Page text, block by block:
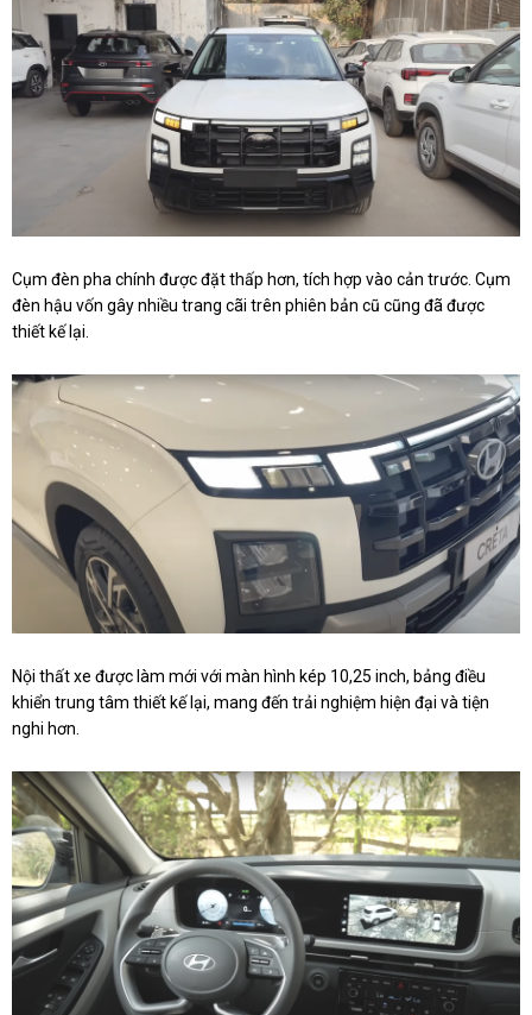
Cụm đèn pha chính được đặt thấp hơn, tích hợp vào cản trước. Cụm
đèn hậu vốn gây nhiều trang cãi trên phiên bản cũ cũng đã được
thiết kế lại.
Nội thất xe được làm mới với màn hình kép 10,25 inch, bảng điều
khiển trung tâm thiết kế lại, mang đến trải nghiệm hiện đại và tiện
nghi hơn.